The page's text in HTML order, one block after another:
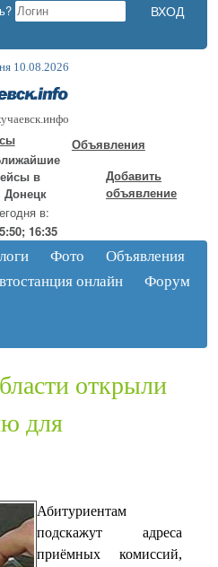
10.08.2026
в
Донецк
в:
16:35
Объявления
Добавить
объявление
Фото
Объявления
онлайн Форум
открыли
для
Абитуриентам
подскажут адреса
приёмных комиссий,